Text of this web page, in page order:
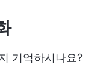
기억하시나요?